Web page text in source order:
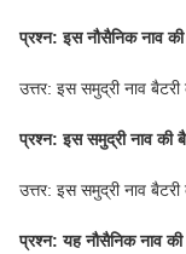
प्रश्न: इस नौसैनिक नाव की
उत्तर: इस समुद्री नाव
प्रश्न: इस समुद्री नाव की
उत्तर: इस समुद्री नाव
प्रश्न: यह नौसैनिक नाव की